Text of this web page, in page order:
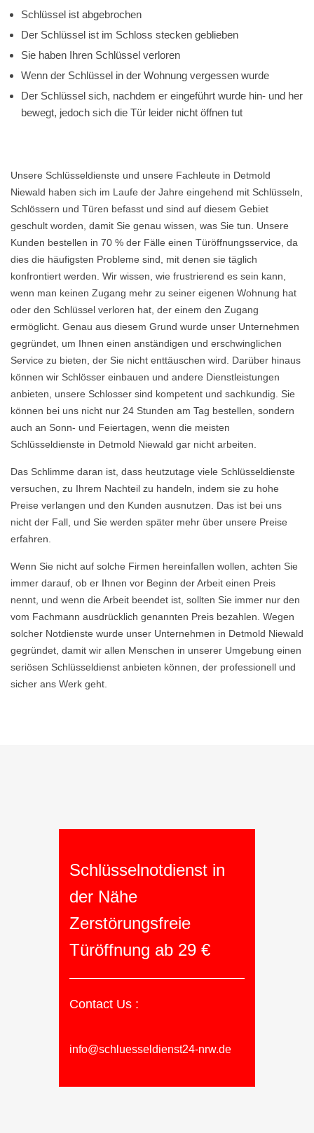
Schlüssel ist abgebrochen
Der Schlüssel ist im Schloss stecken geblieben
Sie haben Ihren Schlüssel verloren
Wenn der Schlüssel in der Wohnung vergessen wurde
Der Schlüssel sich, nachdem er eingeführt wurde hin- und her
bewegt, jedoch sich die Tür leider nicht öffnen tut
Unsere Schlüsseldienste und unsere Fachleute in Detmold
Niewald haben sich im Laufe der Jahre eingehend mit Schlüsseln,
Schlössern und Türen befasst und sind auf diesem Gebiet
geschult worden, damit Sie genau wissen, was Sie tun. Unsere
Kunden bestellen in 70 % der Fälle einen Türöffnungsservice, da
dies die häufigsten Probleme sind, mit denen sie täglich
konfrontiert werden. Wir wissen, wie frustrierend es sein kann,
wenn man keinen Zugang mehr zu seiner eigenen Wohnung hat
oder den Schlüssel verloren hat, der einem den Zugang
ermöglicht. Genau aus diesem Grund wurde unser Unternehmen
gegründet, um Ihnen einen anständigen und erschwinglichen
Service zu bieten, der Sie nicht enttäuschen wird. Darüber hinaus
können wir Schlösser einbauen und andere Dienstleistungen
anbieten, unsere Schlosser sind kompetent und sachkundig. Sie
können bei uns nicht nur 24 Stunden am Tag bestellen, sondern
auch an Sonn- und Feiertagen, wenn die meisten
Schlüsseldienste in Detmold Niewald gar nicht arbeiten.
Das Schlimme daran ist, dass heutzutage viele Schlüsseldienste
versuchen, zu Ihrem Nachteil zu handeln, indem sie zu hohe
Preise verlangen und den Kunden ausnutzen. Das ist bei uns
nicht der Fall, und Sie werden später mehr über unsere Preise
erfahren.
Wenn Sie nicht auf solche Firmen hereinfallen wollen, achten Sie
immer darauf, ob er Ihnen vor Beginn der Arbeit einen Preis
nennt, und wenn die Arbeit beendet ist, sollten Sie immer nur den
vom Fachmann ausdrücklich genannten Preis bezahlen. Wegen
solcher Notdienste wurde unser Unternehmen in Detmold Niewald
gegründet, damit wir allen Menschen in unserer Umgebung einen
seriösen Schlüsseldienst anbieten können, der professionell und
sicher ans Werk geht.
Schlüsselnotdienst in
der Nähe
Zerstörungsfreie
Türöffnung ab 29 €
Contact Us :
info@schluesseldienst24-nrw.de